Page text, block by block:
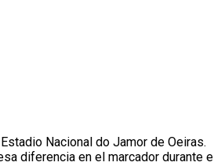
Nacional do Jamor de Oeiras.
diferencia en el marcador durante el